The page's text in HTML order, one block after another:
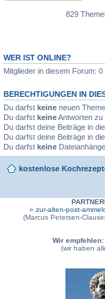
829
WER IST ONLINE?
Mitglieder in diesem Forum:
BERECHTIGUNGEN IN
Du darfst keine neuen
Du darfst keineAntworten zu
Du darfst deine Beiträge in
Du darfst deine Beiträge in
Du darfst keine
kostenlose
» zur-alten-post-
(Marcus Petersen-
Wir empfehlen:
(wir haben